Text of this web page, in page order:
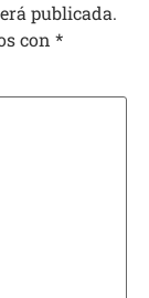
publicada.
con *